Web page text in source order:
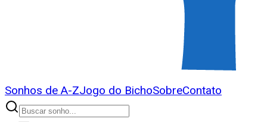
Sonhos de A-ZJogo do BichoSobreContato